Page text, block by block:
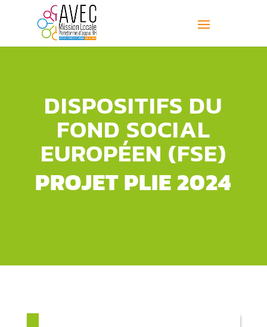
DISPOSITIFS DU
FOND SOCIAL
EUROPÉEN (FSE)
PROJET PLIE 2024